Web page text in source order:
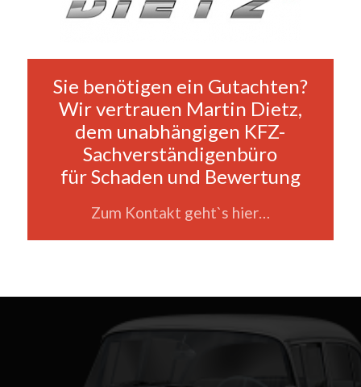
Sie benötigen ein Gutachten?
Wir vertrauen Martin Dietz,
dem unabhängigen KFZ-
Sachverständigenbüro
für Schaden und Bewertung
Zum Kontakt geht`s hier…